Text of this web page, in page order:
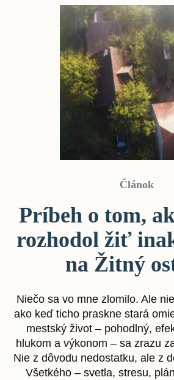
Článok
Príbeh o tom,
rozhodol žiť
na Žitný
Niečo sa vo mne zlomilo. Ale
ako keď ticho praskne stará
mestský život – pohodlný,
hlukom a výkonom – sa zrazu
Nie z dôvodu nedostatku, ale z
Všetkého – svetla, stresu,